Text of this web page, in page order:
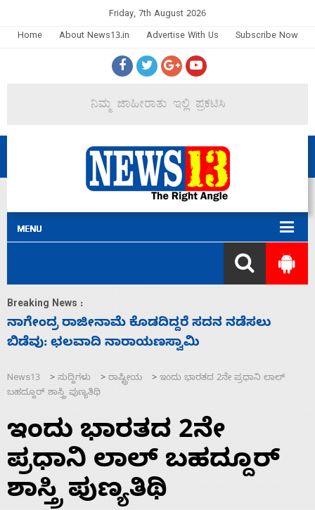
Friday, 7th August 2026
Home
About News13.in Advertise With Us Subscribe Now
Breaking News :
ಸಚಿವ ಸಂಪುಟ ವಿಸ್ತರಣೆ ಮಾಡಿದ್ದು ಹಣಬಲ ಮತ್ತು
ಹೈಕಮಾಂಡ್ ರಾಜಕಾರಣಕ್ಕೆ: ವಿಜಯೇಂದ್ರ
News13 > ಸುದ್ದಿಗಳು > ರಾಷ್ಟ್ರೀಯ > ಇಂದು ಭಾರತದ 2ನೇ ಪ್ರಧಾನಿ ಲಾಲ್
ಬಹದ್ದೂರ್ ಶಾಸ್ತ್ರಿ ಪುಣ್ಯತಿಥಿ
ಇಂದು ಭಾರತದ 2ನೇ
ಪ್ರಧಾನಿ ಲಾಲ್ ಬಹದ್ದೂರ್
ಶಾಸ್ತ್ರಿ ಪುಣ್ಯತಿಥಿ